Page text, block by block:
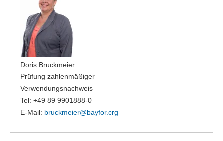
Doris Bruckmeier
Prüfung zahlenmäßiger
Verwendungsnachweis
Tel: +49 89 9901888-0
E-Mail: bruckmeier@bayfor.org